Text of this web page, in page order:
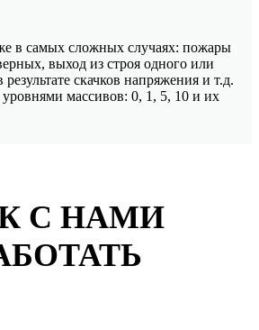
в самых сложных случаях: пожары
выход из строя одного или
скачков напряжения и т.д.
массивов: 0, 1, 5, 10 и их
С НАМИ